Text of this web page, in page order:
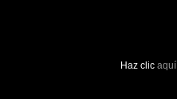
Haz clic aquí